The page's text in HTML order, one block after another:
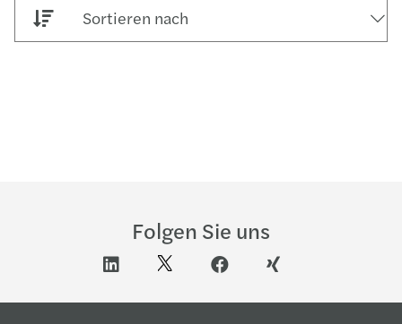
Sortieren nach
Folgen Sie uns